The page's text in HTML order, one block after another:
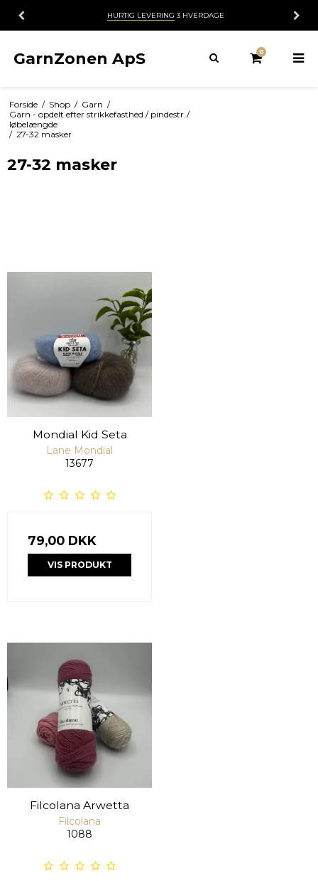
HURTIG LEVERING 3 HVERDAGE
GarnZonen ApS 0
Forside / Shop / Garn /
Garn - opdelt efter strikkefasthed / pindestr./
løbelængde
/ 27-32 masker
27-32 masker
Mondial Kid Seta
Lane Mondial
13677
79,00 DKK
VIS PRODUKT
Filcolana Arwetta
Filcolana
1088